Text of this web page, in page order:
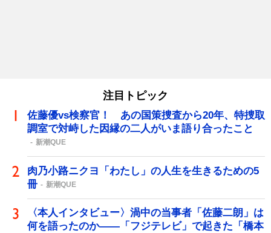
注目トピック
佐藤優vs検察官！ あの国策捜査から20年、特捜取
調室で対峙した因縁の二人がいま語り合ったこと
新潮QUE
肉乃小路ニクヨ「わたし」の人生を生きるための5
冊
新潮QUE
〈本人インタビュー〉渦中の当事者「佐藤二朗」は
何を語ったのか――「フジテレビ」で起きた「橋本